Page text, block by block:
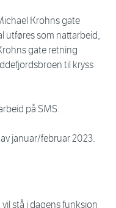
Krohns gate
utføres som nattarbeid,
gate retning
til kryss
på SMS.
januar/februar 2023.
stå i dagens funksjon